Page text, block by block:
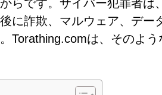
らです。サイバー犯罪者は
に詐欺、マルウェア、デー
Torathing.comは、そのよ